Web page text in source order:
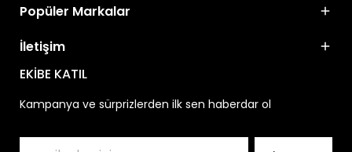
Popüler Markalar
İletişim
EKİBE KATIL
Kampanya ve sürprizlerden ilk sen haberdar ol